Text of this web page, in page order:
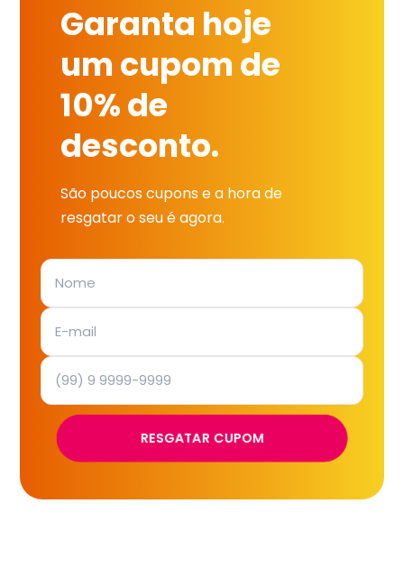
Garanta hoje
um cupom de
10% de
desconto.
São poucos cupons e a hora de
resgatar o seu é agora.
RESGATAR CUPOM